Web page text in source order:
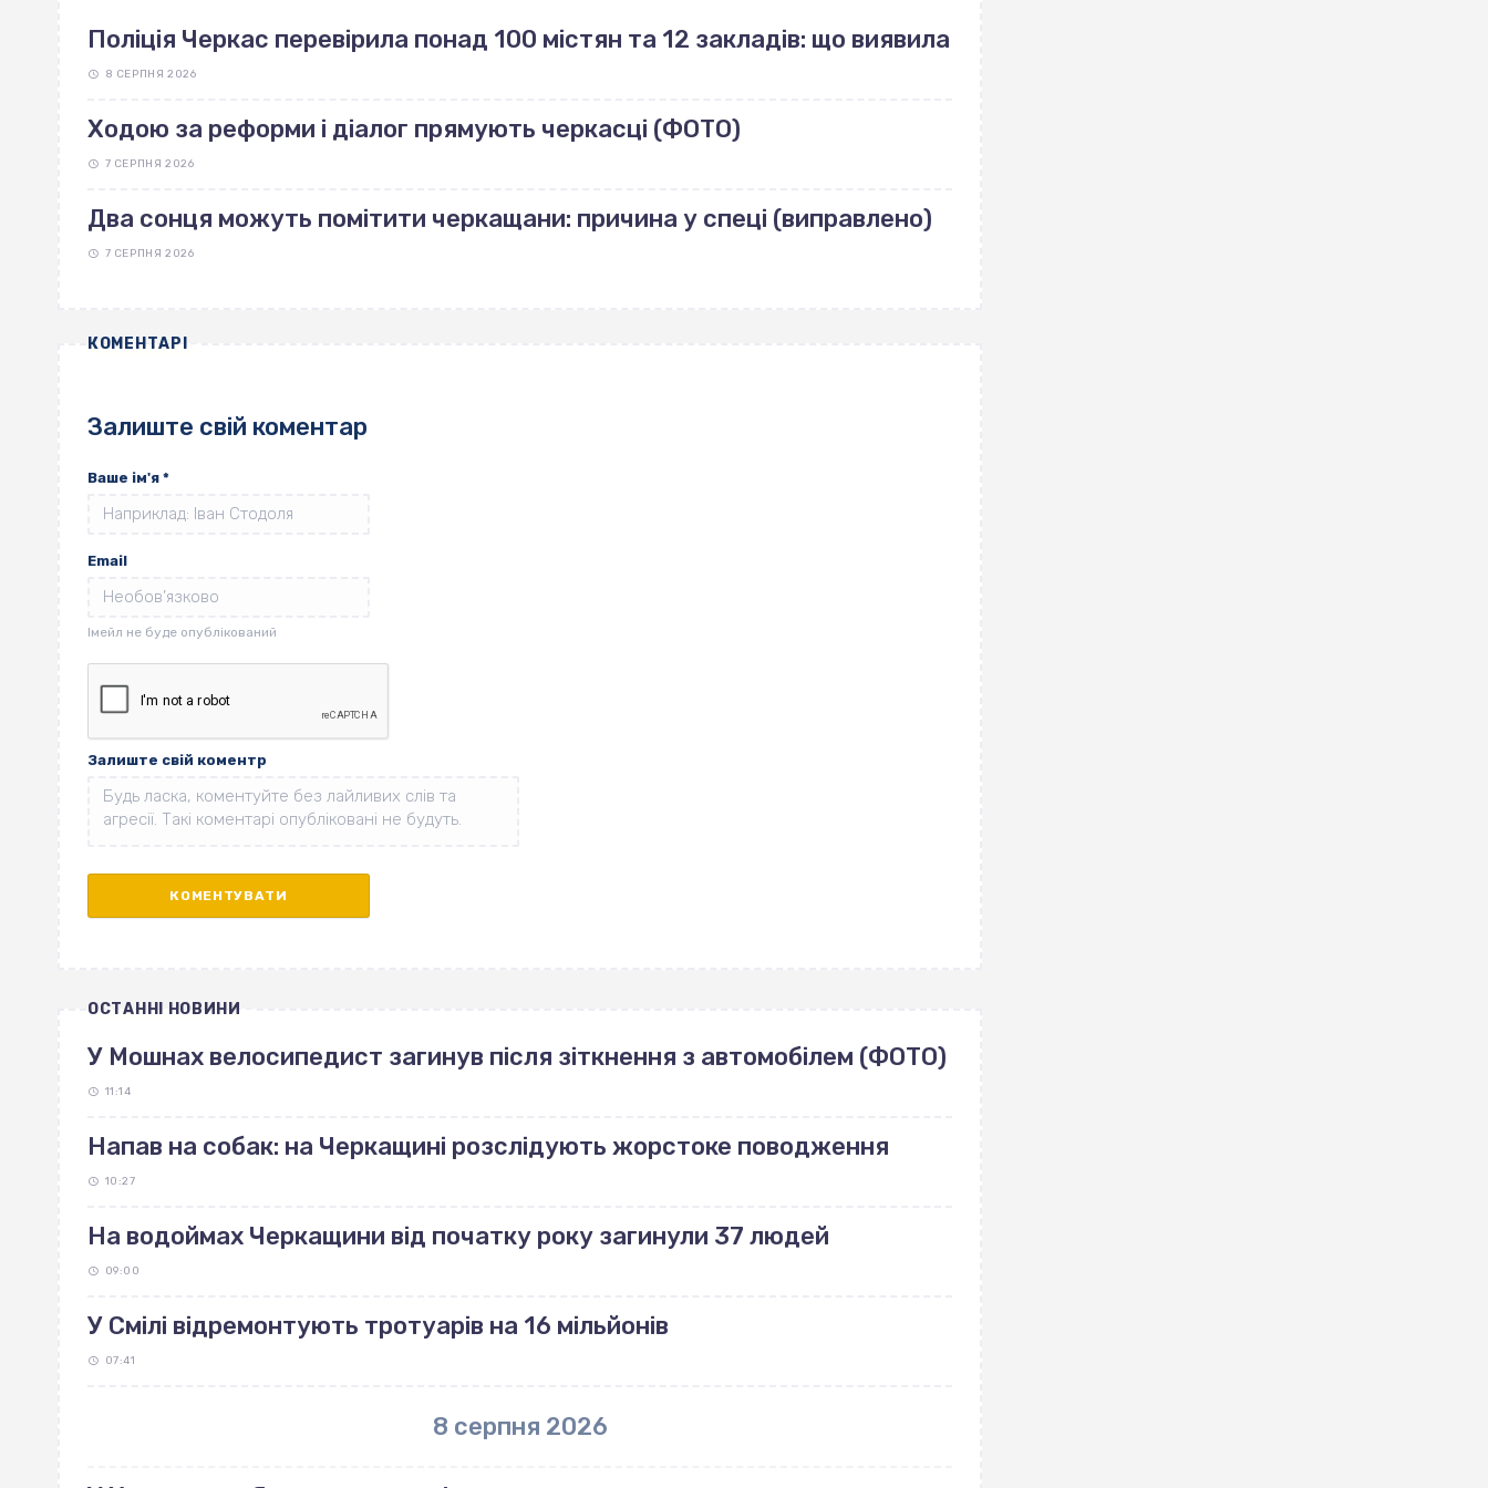
Поліція Черкас перевірила понад 100 містян та 12 закладів: що виявила
8 СЕРПНЯ 2026
Ходою за реформи і діалог прямують черкасці (ФОТО)
7 СЕРПНЯ 2026
Два сонця можуть помітити черкащани: причина у спеці (виправлено)
7 СЕРПНЯ 2026
КОМЕНТАРІ
Залиште свій коментар
Ваше ім'я *
Email
Залиште свій коментр
ОСТАННІ НОВИНИ
У Мошнах велосипедист загинув після зіткнення з автомобілем (ФОТО)
11:14
Напав на собак: на Черкащині розслідують жорстоке поводження
10:27
На водоймах Черкащини від початку року загинули 37 людей
09:00
У Смілі відремонтують тротуарів на 16 мільйонів
07:41
8 серпня 2026